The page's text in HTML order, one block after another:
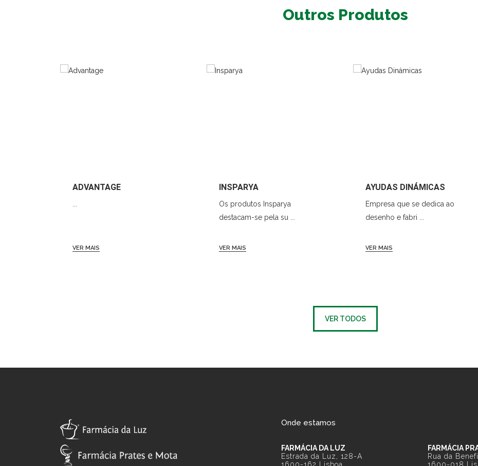
Outros Produtos
ADVANTAGE
VER MAIS
INSPARYA
Os produtos Insparya
destacam-se pela su ...
VER MAIS
AYUDAS DINÁMICAS
Empresa que se dedica ao
desenho e fabri ...
VER MAIS
VER TODOS
Onde estamos
FARMÁCIA DA LUZ
Estrada da Luz, 128-A
FARMÁCIA
Rua da